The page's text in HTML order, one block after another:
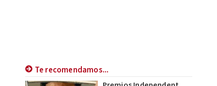
Te recomendamos...